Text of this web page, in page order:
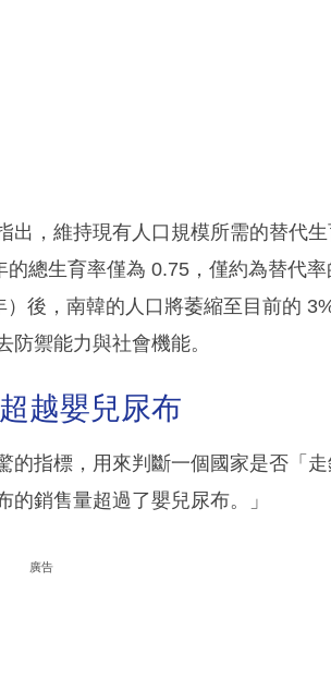
出，維持現有人口規模所需的替代
的總生育率僅為 0.75，僅約為替代
後，南韓的人口將萎縮至目前的
禦能力與社會機能。
越嬰兒尿布
的指標，用來判斷一個國家是否「
銷售量超過了嬰兒尿布。」
廣告